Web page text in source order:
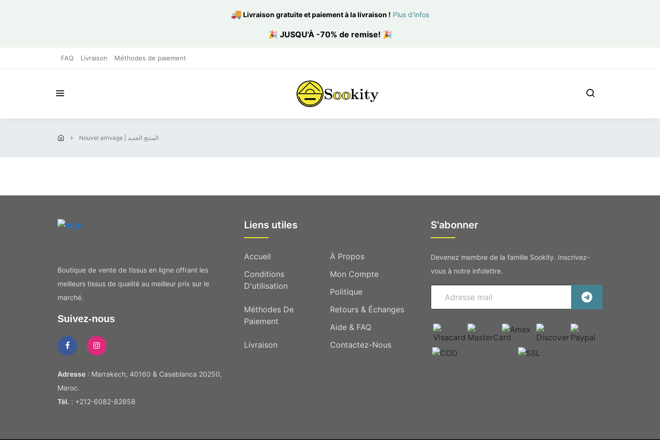
🚚 Livraison gratuite et paiement à la livraison ! Plus d'infos
🎉 JUSQU'À -70% de remise! 🎉
FAQ Livraison Méthodes de paiement
nouvel arrivage | المنتج الجديد
Boutique de vente de tissus en ligne offrant les
meilleurs tissus de qualité au meilleur prix sur le
marché.
Suivez-nous
Adresse : Marrakech, 40160 & Casablanca 20250,
Maroc.
Tél. : +212-6082-82858
Liens utiles
Accueil
À Propos
Conditions
D'utilisation
Mon Compte
Politique
Méthodes De
Paiement
Retours & Échanges
Aide & FAQ
Livraison
Contactez-Nous
S'abonner
Devenez membre de la famille Sookity. Inscrivez-
vous à notre infolettre.